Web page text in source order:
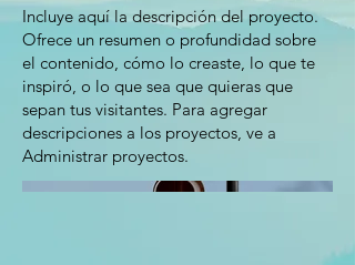
Incluye aquí la descripción del proyecto.
Ofrece un resumen o profundidad sobre
el contenido, cómo lo creaste, lo que te
inspiró, o lo que sea que quieras que
sepan tus visitantes. Para agregar
descripciones a los proyectos, ve a
Administrar proyectos.